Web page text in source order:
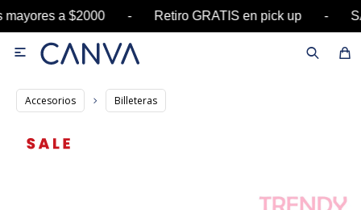
mayores a $2000 - Retiro GRATIS en pick up -

Accesorios Billeteras